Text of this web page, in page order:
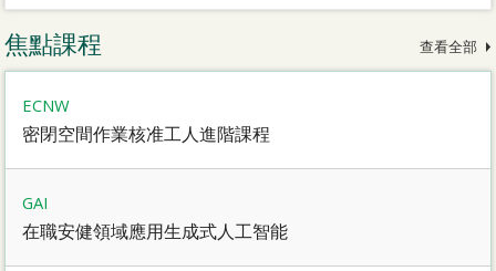
焦點課程 查看全部
ECNW
密閉空間作業核准工人進階課程
GAI
在職安健領域應用生成式人工智能